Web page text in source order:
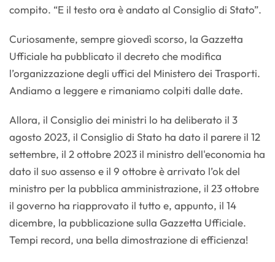
compito. “E il testo ora è andato al Consiglio di Stato”.
Curiosamente, sempre giovedì scorso, la Gazzetta
Ufficiale ha pubblicato il decreto che modifica
l’organizzazione degli uffici del Ministero dei Trasporti.
Andiamo a leggere e rimaniamo colpiti dalle date.
Allora, il Consiglio dei ministri lo ha deliberato il 3
agosto 2023, il Consiglio di Stato ha dato il parere il 12
settembre, il 2 ottobre 2023 il ministro dell'economia ha
dato il suo assenso e il 9 ottobre è arrivato l’ok del
ministro per la pubblica amministrazione, il 23 ottobre
il governo ha riapprovato il tutto e, appunto, il 14
dicembre, la pubblicazione sulla Gazzetta Ufficiale.
Tempi record, una bella dimostrazione di efficienza!